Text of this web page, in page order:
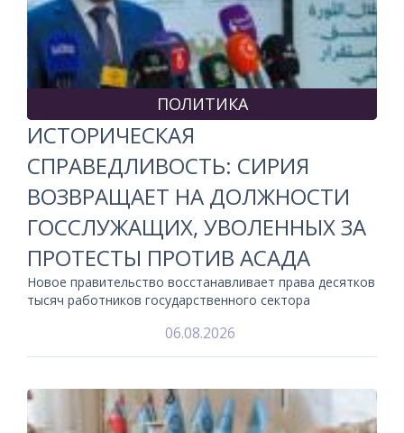
ПОЛИТИКА
ИСТОРИЧЕСКАЯ
СПРАВЕДЛИВОСТЬ: СИРИЯ
ВОЗВРАЩАЕТ НА ДОЛЖНОСТИ
ГОССЛУЖАЩИХ, УВОЛЕННЫХ ЗА
ПРОТЕСТЫ ПРОТИВ АСАДА
Новое правительство восстанавливает права десятков
тысяч работников государственного сектора
06.08.2026